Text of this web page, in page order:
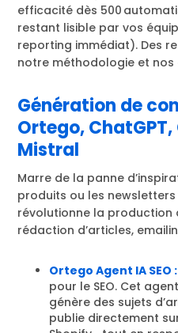
efficacité dès 500
restant lisible par vos
reporting immédiat). Des
notre méthodologie et nos
Génération de
Ortego,
Mistral
Marre de la panne
produits ou les newsletters
révolutionne la production
rédaction d’articles,
Ortego Agent IA SEO :
pour le SEO. Cet
génère des sujets
publie directement